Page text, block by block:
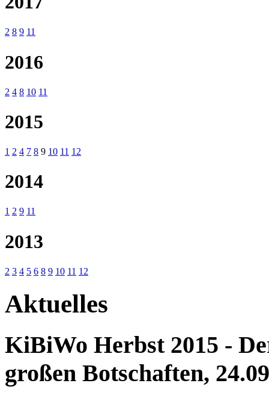
2 8 9 11
2016
2 4 8 10 11
2015
1 2 4 7 8 9 10 11 12
2014
1 2 9 11
2013
2 3 4 5 6 8 9 10 11 12
Aktuelles
KiBiWo Herbst 2015 -
großen Botschaften,